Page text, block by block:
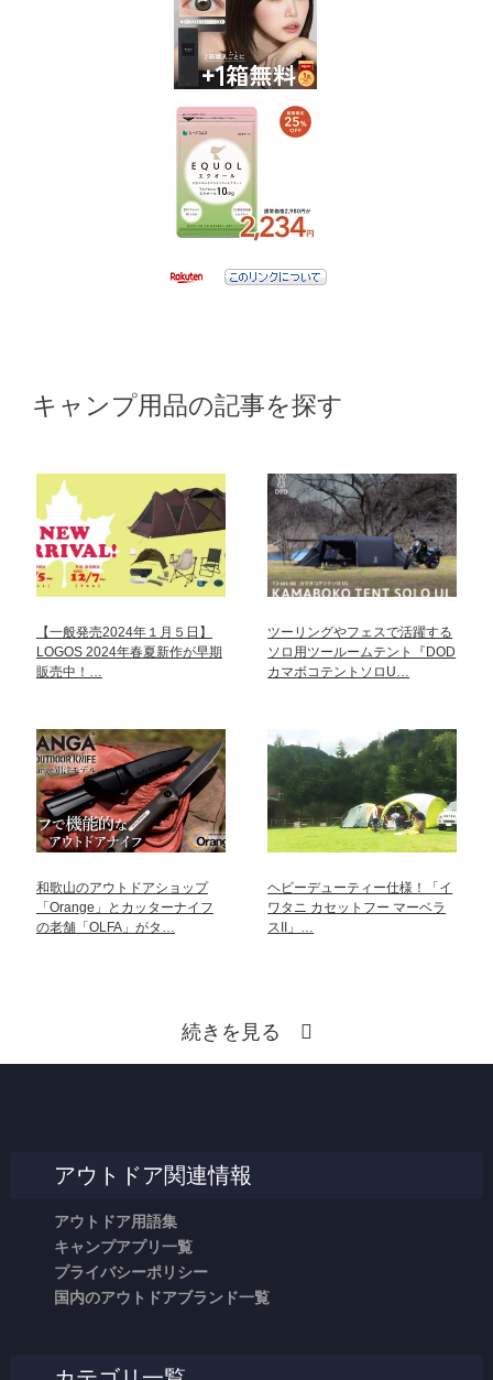
キャンプ用品の記事を探す
【一般発売2024年１月５日】
LOGOS 2024年春夏新作が早期
販売中！…
ツーリングやフェスで活躍する
ソロ用ツールームテント『DOD
カマボコテントソロU…
和歌山のアウトドアショップ
「Orange」とカッターナイフ
の老舗「OLFA」がタ…
ヘビーデューティー仕様！「イ
ワタニ カセットフー マーベラ
スII」…
続きを見る
アウトドア関連情報
アウトドア用語集
キャンプアプリ一覧
プライバシーポリシー
国内のアウトドアブランド一覧